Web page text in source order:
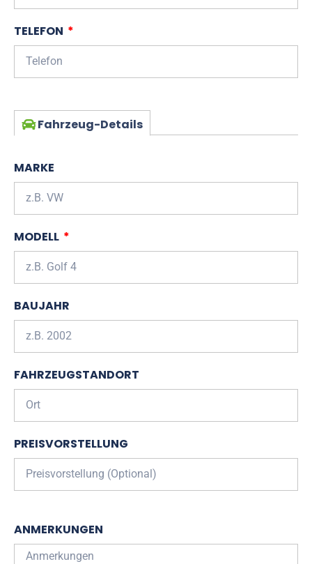
TELEFON
Fahrzeug-Details
MARKE
MODELL
BAUJAHR
FAHRZEUGSTANDORT
PREISVORSTELLUNG
ANMERKUNGEN